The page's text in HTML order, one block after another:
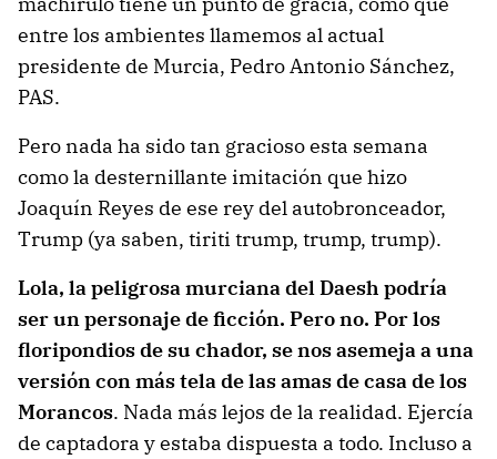
entre los ambientes llamemos al actual
presidente de Murcia, Pedro Antonio Sánchez,
PAS.
Pero nada ha sido tan gracioso esta semana
como la desternillante imitación que hizo
Joaquín Reyes de ese rey del autobronceador,
Trump (ya saben, tiriti trump, trump, trump).
Lola, la peligrosa murciana del Daesh podría
ser un personaje de ficción. Pero no. Por los
floripondios de su chador, se nos asemeja a una
versión con más tela de las amas de casa de los
Morancos. Nada más lejos de la realidad. Ejercía
de captadora y estaba dispuesta a todo. Incluso a